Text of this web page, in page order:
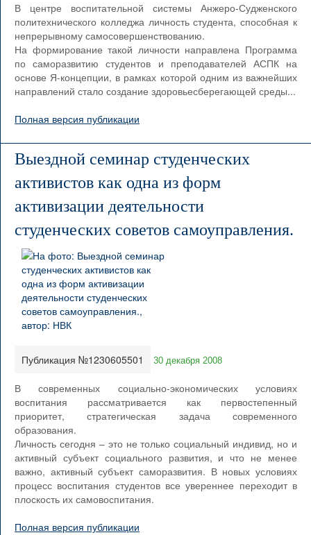
В центре воспитательной системы Анжеро-Судженского
политехнического колледжа личность студента, способная к
непрерывному самосовершенствованию.
На формирование такой личности направлена Программа
по саморазвитию студентов и преподавателей АСПК на
основе Я-концепции, в рамках которой одним из важнейших
направлений стало создание здоровьесберегающей среды...
Полная версия публикации
Выездной семинар студенческих
активистов как одна из форм
активизации деятельности
студенческих советов самоуправления.
Публикация №1230605501 30 декабря 2008
В современных социально-экономических условиях
воспитания рассматривается как первостепенный
приоритет, стратегическая задача современного
образования.
Личность сегодня – это не только социальный индивид, но и
активный субъект социального развития, и что не менее
важно, активный субъект саморазвития. В новых условиях
процесс воспитания студентов все увереннее переходит в
плоскость их самовоспитания.
Полная версия публикации